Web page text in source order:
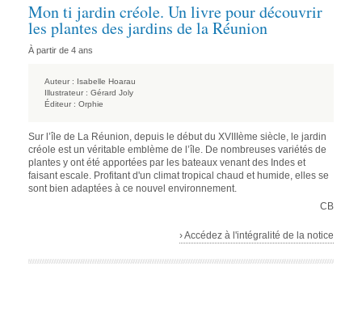
Mon ti jardin créole. Un livre pour découvrir
les plantes des jardins de la Réunion
À partir de 4 ans
Auteur : Isabelle Hoarau
Illustrateur : Gérard Joly
Éditeur : Orphie
Sur l’île de La Réunion, depuis le début du XVIIIème siècle, le jardin
créole est un véritable emblème de l’île. De nombreuses variétés de
plantes y ont été apportées par les bateaux venant des Indes et
faisant escale. Profitant d'un climat tropical chaud et humide, elles se
sont bien adaptées à ce nouvel environnement.
CB
› Accédez à l'intégralité de la notice